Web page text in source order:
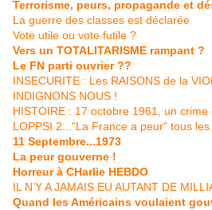
Terrorisme, peurs, propagande et
La guerre des classes est déclarée
Vote utile ou vote futile ?
Vers un TOTALITARISME rampant ?
Le FN parti ouvrier ??
INSECURITE : Les RAISONS de la
INDIGNONS NOUS !
HISTOIRE : 17 octobre 1961, un crime
LOPPSI 2..."La France a peur" tous
11 Septembre...1973
La peur gouverne !
Horreur à CHarlie HEBDO
IL N’Y A JAMAIS EU AUTANT DE
Quand les Américains voulaient